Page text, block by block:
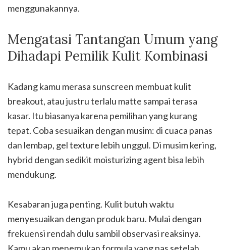
menggunakannya.
Mengatasi Tantangan Umum yang
Dihadapi Pemilik Kulit Kombinasi
Kadang kamu merasa sunscreen membuat kulit
breakout, atau justru terlalu matte sampai terasa
kasar. Itu biasanya karena pemilihan yang kurang
tepat. Coba sesuaikan dengan musim: di cuaca panas
dan lembap, gel texture lebih unggul. Di musim kering,
hybrid dengan sedikit moisturizing agent bisa lebih
mendukung.
Kesabaran juga penting. Kulit butuh waktu
menyesuaikan dengan produk baru. Mulai dengan
frekuensi rendah dulu sambil observasi reaksinya.